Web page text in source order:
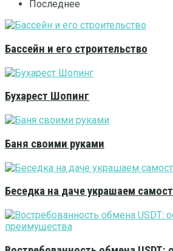
Последнее
Бассейн и его строительство
Бухарест Шопинг
Баня своими руками
Беседка на даче украшаем